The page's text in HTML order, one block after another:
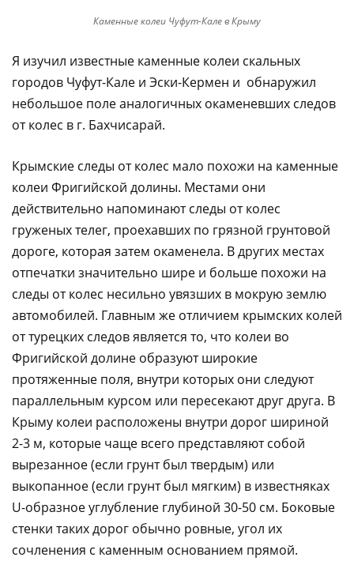
Каменные колеи Чуфут-Кале в Крыму
Я изучил известные каменные колеи скальных
городов Чуфут-Кале и Эски-Кермен и обнаружил
небольшое поле аналогичных окаменевших следов
от колес в г. Бахчисарай.
Крымские следы от колес мало похожи на каменные
колеи Фригийской долины. Местами они
действительно напоминают следы от колес
груженых телег, проехавших по грязной грунтовой
дороге, которая затем окаменела. В других местах
отпечатки значительно шире и больше похожи на
следы от колес несильно увязших в мокрую землю
автомобилей. Главным же отличием крымских колей
от турецких следов является то, что колеи во
Фригийской долине образуют широкие
протяженные поля, внутри которых они следуют
параллельным курсом или пересекают друг друга. В
Крыму колеи расположены внутри дорог шириной
2-3 м, которые чаще всего представляют собой
вырезанное (если грунт был твердым) или
выкопанное (если грунт был мягким) в известняках
U-образное углубление глубиной 30-50 см. Боковые
стенки таких дорог обычно ровные, угол их
сочленения с каменным основанием прямой.